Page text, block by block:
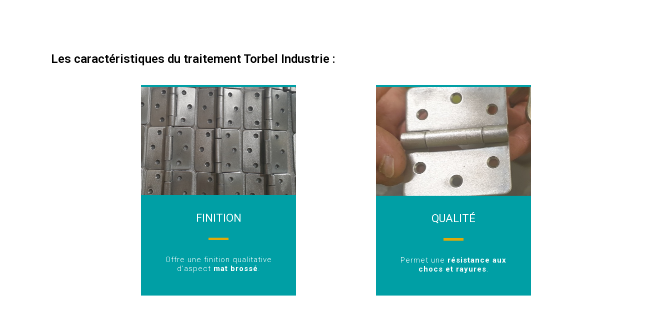
Les caractéristiques du traitement Torbel Industrie :
FINITION
Offre une finition qualitative
d’aspect mat brossé.
QUALITÉ
Permet une résistance aux
chocs et rayures.